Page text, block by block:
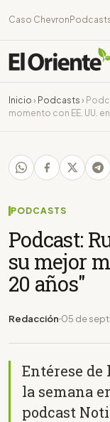
Caso Chevron
Inicio › Podcasts ›
momento con EE. UU.
PODCASTS
Podcast:
su mejor
20 años"
Redacción 05 de
Entérese
la semana
podcast